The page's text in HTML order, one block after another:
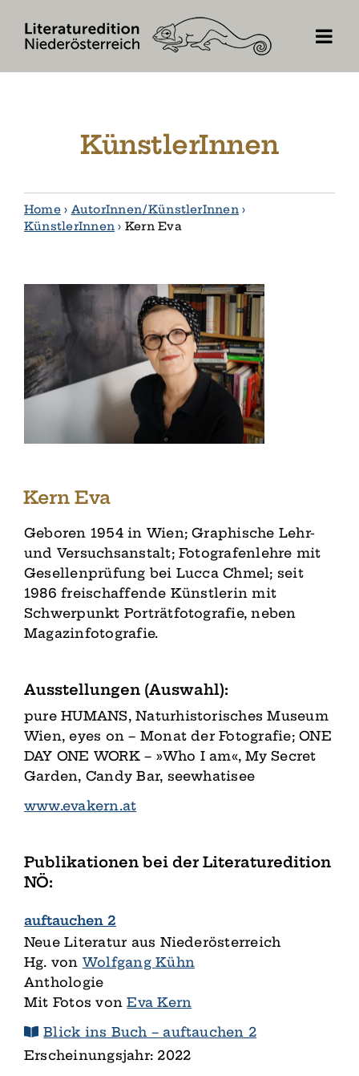
content
KünstlerInnen
Home› AutorInnen / KünstlerInnen›
KünstlerInnen › Kern Eva
Kern Eva
Geboren 1954 in Wien; Graphische Lehr-
und Versuchsanstalt; Fotografenlehre mit
Gesellenprüfung bei Lucca Chmel; seit
1986 freischaffende Künstlerin mit
Schwerpunkt Porträtfotografie, neben
Magazinfotografie.
Ausstellungen (Auswahl):
pure HUMANS, Naturhistorisches Museum
Wien, eyes on – Monat der Fotografie; ONE
DAY ONE WORK – »Who I am«, My Secret
Garden, Candy Bar, seewhatisee
www.evakern.at
Publikationen bei der Literaturedition
NÖ:
auftauchen 2
Neue Literatur aus Niederösterreich
Hg. von Wolfgang Kühn
Anthologie
Mit Fotos vonEva Kern
Blick ins Buch – auftauchen 2
Erscheinungsjahr: 2022